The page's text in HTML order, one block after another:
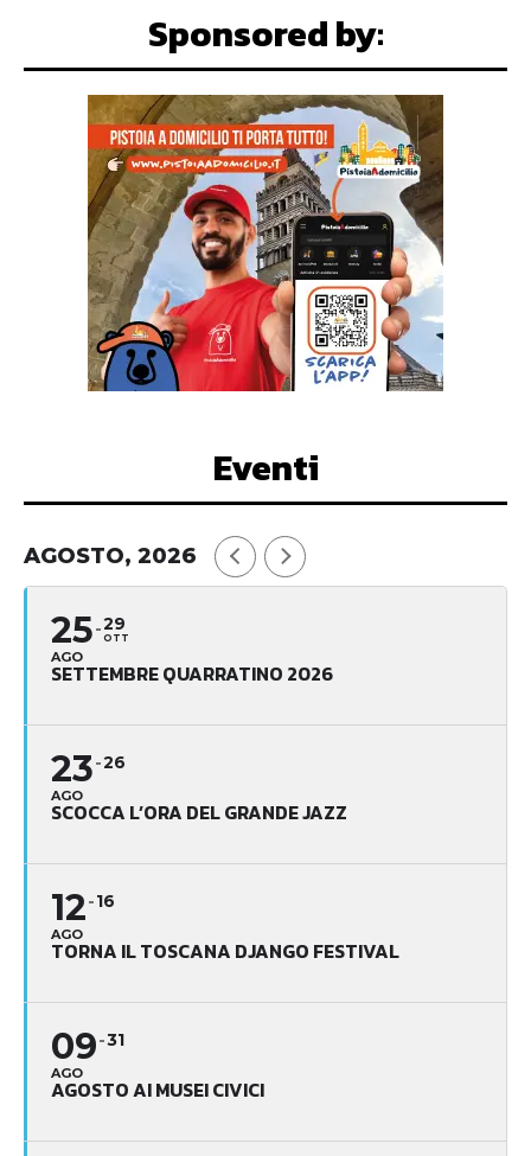
Sponsored by:
Eventi
AGOSTO, 2026
25
AGO
29
OTT
SETTEMBRE QUARRATINO 2026
23
AGO
26
SCOCCA L’ORA DEL GRANDE JAZZ
12
AGO
16
TORNA IL TOSCANA DJANGO FESTIVAL
09
AGO
31
AGOSTO AI MUSEI CIVICI